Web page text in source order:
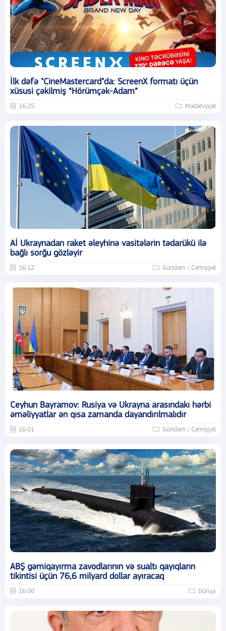
İlk dəfə "CineMastercard"da: ScreenX formatı üçün
xüsusi çəkilmiş “Hörümçək-Adam”
16:25 Mədəniyyət
Aİ Ukraynadan raket əleyhinə vasitələrin tədarükü ilə
bağlı sorğu gözləyir
16:12 Gündəm / Cəmiyyət
Ceyhun Bayramov: Rusiya və Ukrayna arasındakı hərbi
əməliyyatlar ən qısa zamanda dayandırılmalıdır
16:01 Gündəm / Cəmiyyət
ABŞ gəmiqayırma zavodlarının və sualtı qayıqların
tikintisi üçün 76,6 milyard dollar ayıracaq
16:00 Dünya